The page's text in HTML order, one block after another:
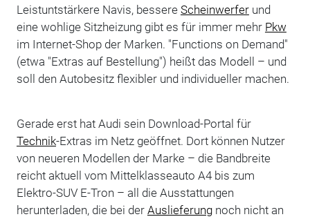
Leistuntstärkere Navis, bessere Scheinwerferund
eine wohlige Sitzheizung gibt es für immer mehr Pkw
im Internet-Shop der Marken. "Functions on Demand"
(etwa "Extras auf Bestellung") heißt das Modell – und
soll den Autobesitz flexibler und individueller machen.
Gerade erst hat Audi sein Download-Portal für
Technik-Extras im Netz geöffnet. Dort können Nutzer
von neueren Modellen der Marke – die Bandbreite
reicht aktuell vom Mittelklasseauto A4 bis zum
Elektro-SUV E-Tron – all die Ausstattungen
herunterladen, die bei der Auslieferungnoch nicht an